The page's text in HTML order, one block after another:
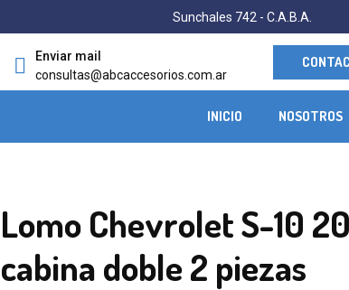
Sunchales 742 - C.A.B.A.
Enviar mail
consultas@abcaccesorios.com.ar
INICIO NOSOTROS
Lomo Chevrolet S-10
cabina doble 2 piezas